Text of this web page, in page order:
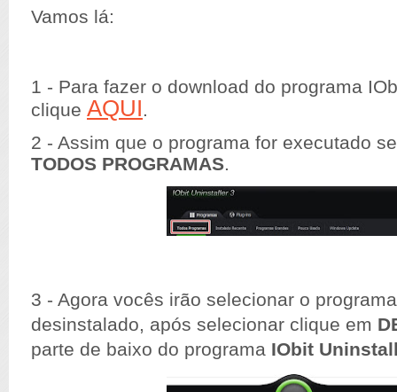
Vamos lá:
1 - Para fazer o download do programa
clique AQUI.
2 - Assim que o programa for executado
TODOS PROGRAMAS.
3 - Agora vocês irão selecionar o
desinstalado, após selecionar clique em
parte de baixo do programa IObit